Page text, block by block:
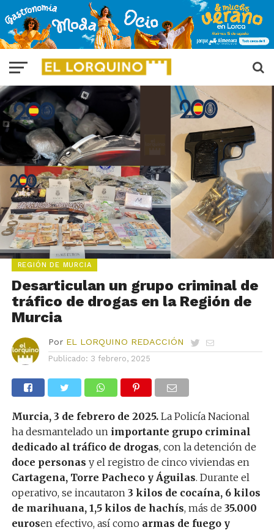
REGIÓN DE MURCIA
Desarticulan un grupo criminal de
tráfico de drogas en la Región de
Murcia
Por EL LORQUINO REDACCIÓN
Publicado: 3 febrero, 2025
Murcia, 3 de febrero de 2025.La Policía Nacional
ha desmantelado un importante grupo criminal
dedicado al tráfico de drogas, con la detención de
doce personas y el registro de cinco viviendas en
Cartagena, Torre Pacheco y Águilas. Durante el
operativo, se incautaron 3 kilos de cocaína, 6 kilos
de marihuana, 1,5 kilos de hachís, más de 35.000
eurosen efectivo, así como armas de fuego y